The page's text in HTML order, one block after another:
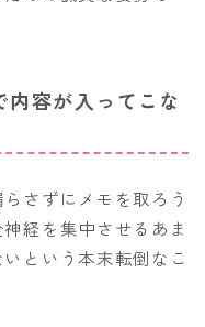
容が入ってこな
さずにメモを取ろう
経を集中させるあま
という本末転倒なこ